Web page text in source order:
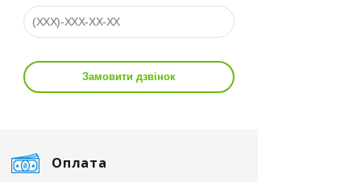
Замовити дзвінок
Оплата